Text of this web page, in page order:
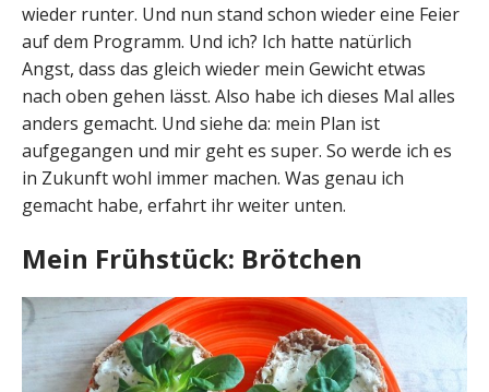
wieder runter. Und nun stand schon wieder eine Feier
auf dem Programm. Und ich? Ich hatte natürlich
Angst, dass das gleich wieder mein Gewicht etwas
nach oben gehen lässt. Also habe ich dieses Mal alles
anders gemacht. Und siehe da: mein Plan ist
aufgegangen und mir geht es super. So werde ich es
in Zukunft wohl immer machen. Was genau ich
gemacht habe, erfahrt ihr weiter unten.
Mein Frühstück: Brötchen